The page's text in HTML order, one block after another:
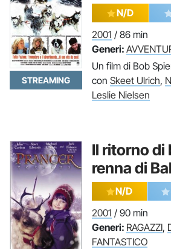
STREAMING
N/D
2001 / 86 min
Generi:
Un film di Bob
con Skeet Ulrich,
Leslie Nielsen
Il ritorno di
renna di
N/D
2001 / 90 min
Generi: RAGAZZI,
FANTASTICO